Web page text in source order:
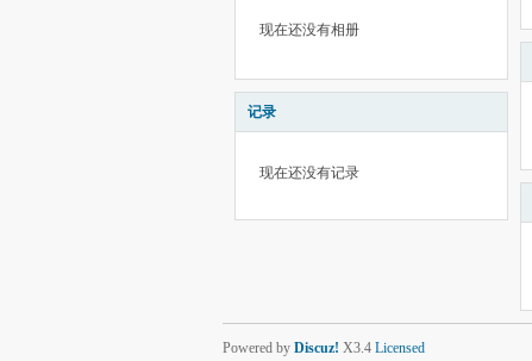
现在还没有相册
记录
现在还没有记录
Powered by Discuz! X3.4 Licensed